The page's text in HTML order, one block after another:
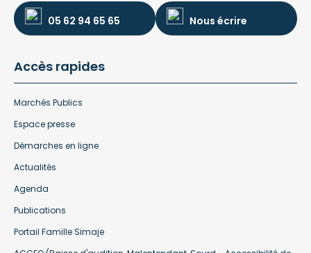
05 62 94 65 65 Nous écrire
Accès rapides
Marchés Publics
Espace presse
Démarches en ligne
Actualités
Agenda
Publications
Portail Famille Simaje